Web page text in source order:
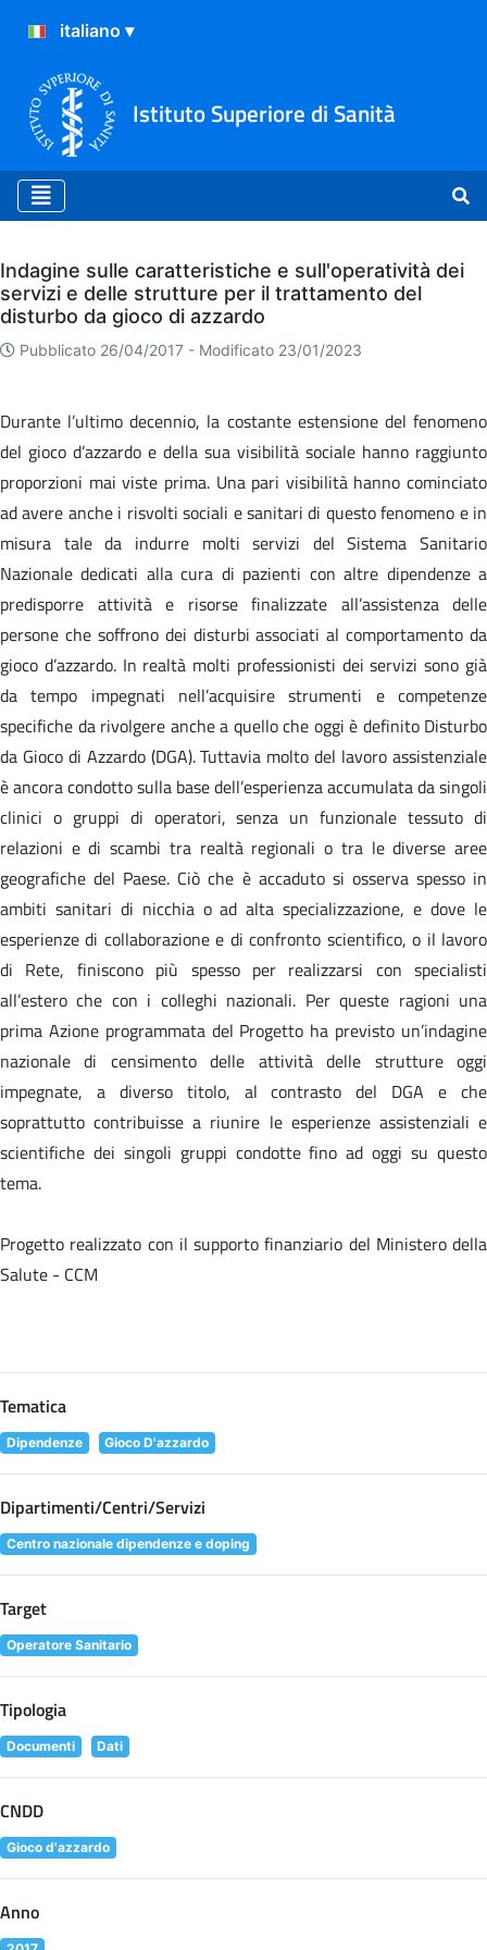
Istituto Superiore di Sanità
Archivio
Indagine sulle caratteristiche e sull'operatività dei
servizi e delle strutture per il trattamento del
disturbo da gioco di azzardo
Pubblicato 26/04/2017 - Modificato 23/01/2023
Durante l’ultimo decennio, la costante estensione del fenomeno
del gioco d’azzardo e della sua visibilità sociale hanno raggiunto
proporzioni mai viste prima. Una pari visibilità hanno cominciato
ad avere anche i risvolti sociali e sanitari di questo fenomeno e in
misura tale da indurre molti servizi del Sistema Sanitario
Nazionale dedicati alla cura di pazienti con altre dipendenze a
predisporre attività e risorse finalizzate all’assistenza delle
persone che soffrono dei disturbi associati al comportamento da
gioco d’azzardo. In realtà molti professionisti dei servizi sono già
da tempo impegnati nell’acquisire strumenti e competenze
specifiche da rivolgere anche a quello che oggi è definito Disturbo
da Gioco di Azzardo (DGA). Tuttavia molto del lavoro assistenziale
è ancora condotto sulla base dell’esperienza accumulata da singoli
clinici o gruppi di operatori, senza un funzionale tessuto di
relazioni e di scambi tra realtà regionali o tra le diverse aree
geografiche del Paese. Ciò che è accaduto si osserva spesso in
ambiti sanitari di nicchia o ad alta specializzazione, e dove le
esperienze di collaborazione e di confronto scientifico, o il lavoro
di Rete, finiscono più spesso per realizzarsi con specialisti
all’estero che con i colleghi nazionali. Per queste ragioni una
prima Azione programmata del Progetto ha previsto un’indagine
nazionale di censimento delle attività delle strutture oggi
impegnate, a diverso titolo, al contrasto del DGA e che
soprattutto contribuisse a riunire le esperienze assistenziali e
scientifiche dei singoli gruppi condotte fino ad oggi su questo
tema.
Progetto realizzato con il supporto finanziario del Ministero della
Salute - CCM
Tematica
Dipendenze Gioco D'azzardo
Dipartimenti/Centri/Servizi
Centro nazionale dipendenze e doping
Target
Operatore Sanitario
Tipologia
Documenti Dati
CNDD
Gioco d'azzardo
Anno